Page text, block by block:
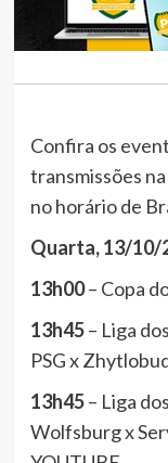
Confira os
transmissões
no horário de
Quarta, 13/10/
13h00– Copa
13h45– Liga
PSG x
13h45– Liga
Wolfsburg x